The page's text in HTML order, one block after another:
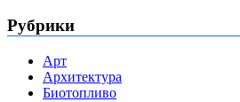
Рубрики
Арт
Архитектура
Биотопливо